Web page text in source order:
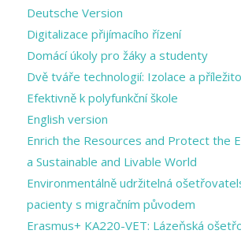
Deutsche Version
Digitalizace přijímacího řízení
Domácí úkoly pro žáky a studenty
Dvě tváře technologií: Izolace a
Efektivně k polyfunkční škole
English version
Enrich the Resources and Protect the
a Sustainable and Livable World
Environmentálně udržitelná
pacienty s migračním původem
Erasmus+ KA220-VET: Lázeňská